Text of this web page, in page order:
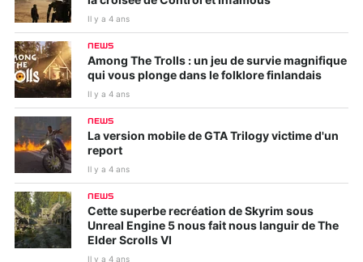
Il y a 4 ans
NEWS
Among The Trolls : un jeu de survie magnifique
qui vous plonge dans le folklore finlandais
Il y a 4 ans
NEWS
La version mobile de GTA Trilogy victime d'un
report
Il y a 4 ans
NEWS
Cette superbe recréation de Skyrim sous
Unreal Engine 5 nous fait nous languir de The
Elder Scrolls VI
Il y a 4 ans